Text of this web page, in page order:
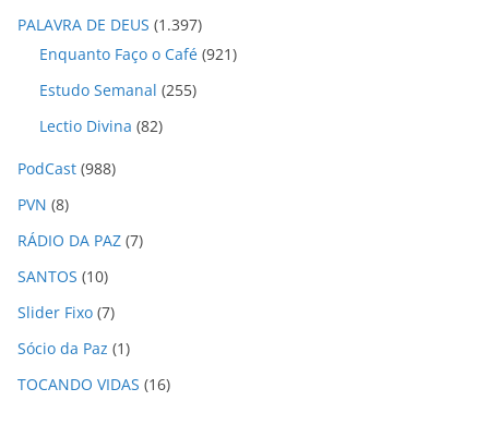
PALAVRA DE DEUS (1.397)
Enquanto Faço o Café (921)
Estudo Semanal (255)
Lectio Divina (82)
PodCast (988)
PVN (8)
RÁDIO DA PAZ (7)
SANTOS (10)
Slider Fixo (7)
Sócio da Paz (1)
TOCANDO VIDAS (16)